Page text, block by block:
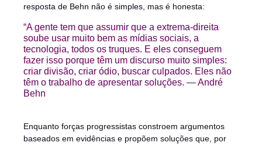
resposta de Behn não é simples, mas é honesta:
“A gente tem que assumir que a extrema-direita
soube usar muito bem as mídias sociais, a
tecnologia, todos os truques. E eles conseguem
fazer isso porque têm um discurso muito simples:
criar divisão, criar ódio, buscar culpados. Eles não
têm o trabalho de apresentar soluções. — André
Behn
Enquanto forças progressistas constroem argumentos
baseados em evidências e propõem soluções que, por